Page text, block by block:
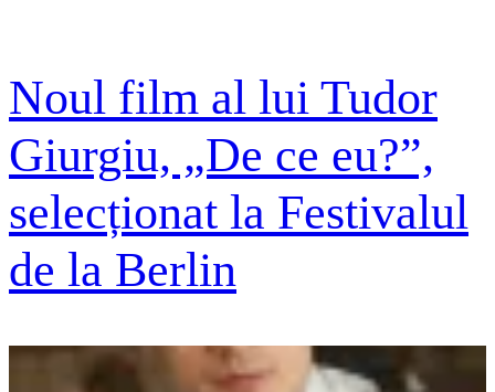
Noul film al lui Tudor
Giurgiu, „De ce eu?”,
selecționat la Festivalul
de la Berlin